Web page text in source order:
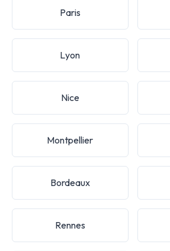
Paris
Lyon
Nice
Montpellier
Bordeaux
Rennes